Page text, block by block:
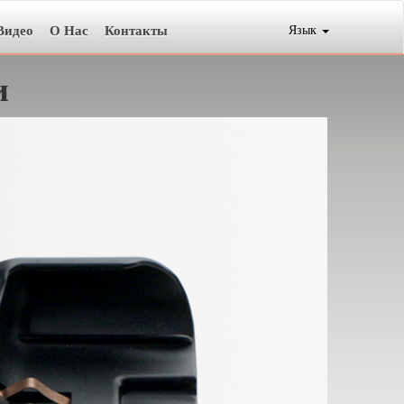
О Нас Контакты Язык